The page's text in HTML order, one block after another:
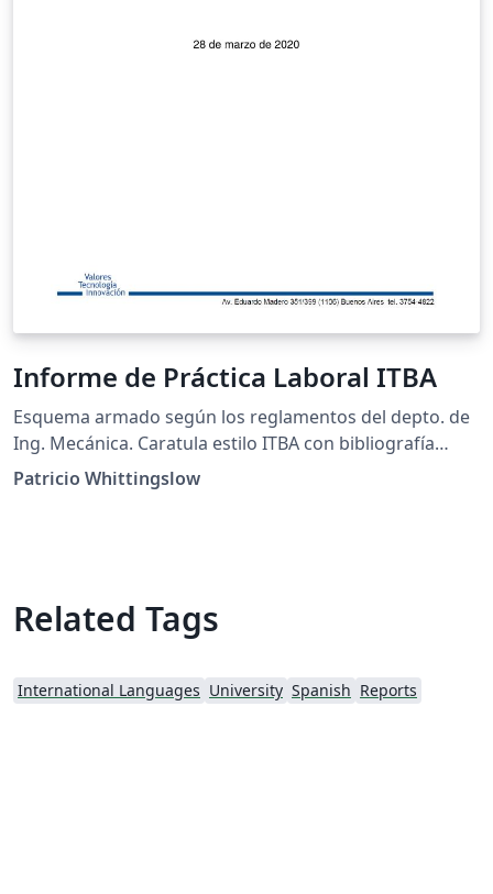
Informe de Práctica Laboral ITBA
Esquema armado según los reglamentos del depto. de
Ing. Mecánica. Caratula estilo ITBA con bibliografía
numerada.
Patricio Whittingslow
Related Tags
International Languages University Spanish Reports